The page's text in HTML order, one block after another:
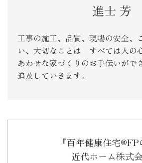
進士 芳
工事の施工、品質、現場の安全、
い、大切なことは すべては人の
あわせな家づくりのお手伝いが
追及していきます。
『百年健康住宅®FP
近代ホーム株式